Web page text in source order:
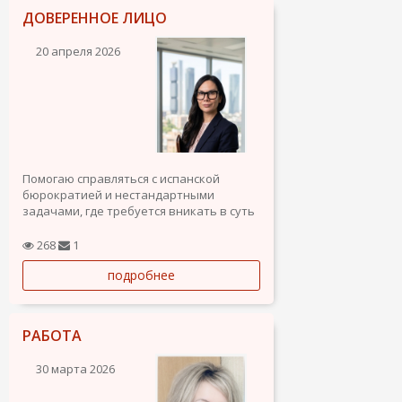
ДОВЕРЕННОЕ ЛИЦО
20 апреля 2026
Помогаю справляться с испанской
бюрократией и нестандартными
задачами, где требуется вникать в суть
Чем занимаюсь на практике:
Минимизация административных
рисков: Проверка документов,
контрактов. Работа с нотариатом и
госслужбами с пониманием местных...
268 1
подробнее
РАБОТА
30 марта 2026